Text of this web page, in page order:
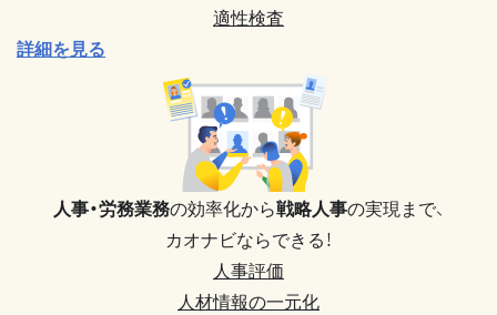
適性検査
詳細を見る
人事・労務業務の効率化から戦略人事の実現まで、
カオナビならできる！
人事評価
人材情報の一元化